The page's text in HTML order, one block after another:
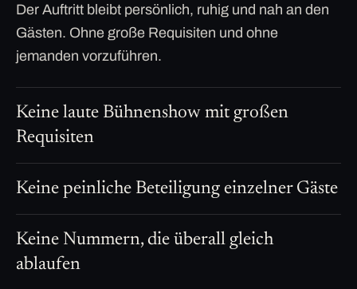
Der Auftritt bleibt persönlich, ruhig und nah an den
Gästen. Ohne große Requisiten und ohne
jemanden vorzuführen.
Keine laute Bühnenshow mit großen
Requisiten
Keine peinliche Beteiligung einzelner Gäste
Keine Nummern, die überall gleich
ablaufen